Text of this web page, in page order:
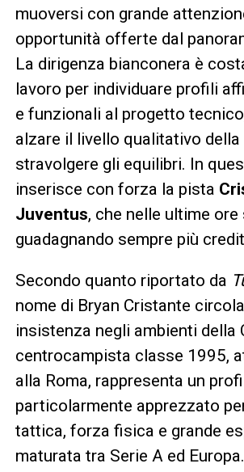
muoversi con grande
opportunità offerte dal
La dirigenza bianconera è
lavoro per individuare profili
e funzionali al progetto
alzare il livello qualitativo
stravolgere gli equilibri. In
inserisce con forza la pista
Juventus, che nelle ultime ore
guadagnando sempre più
Secondo quanto riportato da
nome di Bryan Cristante
insistenza negli ambienti della
centrocampista classe 1995,
alla Roma, rappresenta un
particolarmente apprezzato
tattica, forza fisica e grande
maturata tra Serie A ed